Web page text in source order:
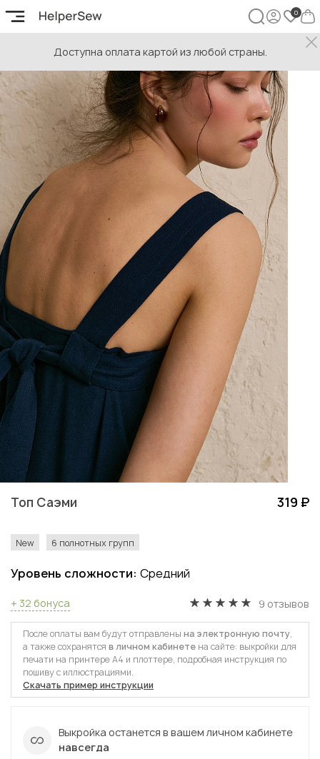
Доступна оплата картой из любой страны.
Топ Саэми 319 ₽
New 6 полнотных групп
Уровень сложности: Средний
+ 32 бонуса 9 отзывов
После оплаты вам будут отправлены на электронную почту,
а также сохранятся в личном кабинете на сайте: выкройки для
печати на принтере А4 и плоттере, подробная инструкция по
пошиву с иллюстрациями.
Скачать пример инструкции
Выкройка останется в вашем личном кабинете
навсегда